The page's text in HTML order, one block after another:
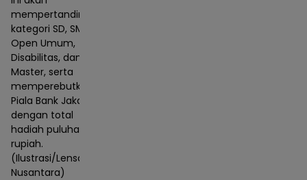
mempertandingkan
kategori SD, SMP,
Open Umum,
Disabilitas, dan
Master, serta
memperebutkan
Piala Bank Jakarta
dengan total
hadiah puluhan juta
rupiah.
(Ilustrasi/Lensa
Nusantara)